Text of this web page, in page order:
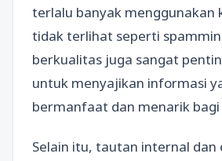
terlalu banyak menggunakan
tidak terlihat seperti
berkualitas juga sangat
untuk menyajikan informasi
bermanfaat dan menarik bagi
Selain itu, tautan internal dan